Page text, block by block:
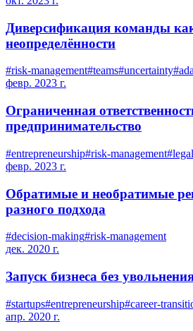
Диверсификация команды
неопределённости
#risk-management#teams#uncertainty#
февр. 2023 г.
Ограниченная
предпринимательство
#entrepreneurship#risk-management#
февр. 2023 г.
Обратимые и необратимые
разного подхода
#decision-making#risk-management
дек. 2020 г.
Запуск бизнеса без
#startups#entrepreneurship#career-
апр. 2020 г.